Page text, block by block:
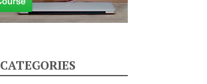
CATEGORIES